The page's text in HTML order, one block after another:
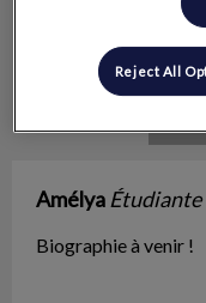
Amélya Étudiante
Biographie à venir !
Reject All